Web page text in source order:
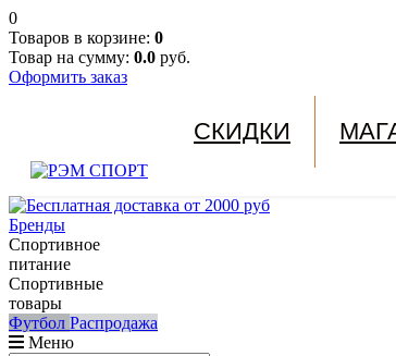
0
Товаров в корзине: 0
Товар на сумму: 0.0 руб.
Оформить заказ
СКИДКИ
Бренды
Спортивное
питание
Спортивные
товары
Футбол Распродажа
Меню